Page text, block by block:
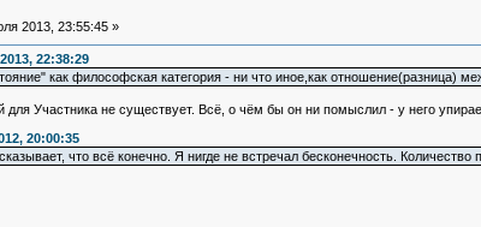
2013, 23:55:45 »
22:38:29
как философская категория - ни что иное,как отношение(разница)
для Участника не существует. Всё, о чём бы он ни помыслил - у него
20:00:35
что всё конечно. Я нигде не встречал бесконечность.